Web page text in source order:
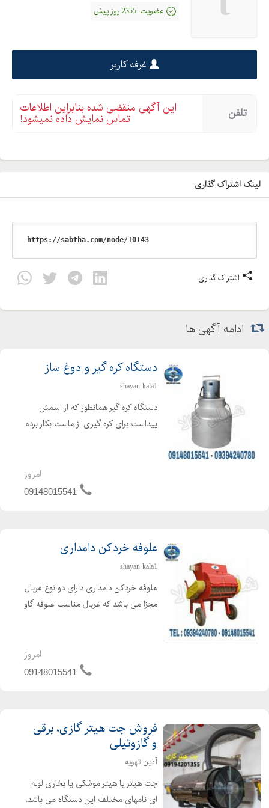
عضویت: 2355 روز پیش
غرفه کاربر
تلفن این آگهی منقضی شده بنابراین اطلاعات
تماس نمایش داده نمیشود!
لینک اشتراک گذاری
اشتراک گذاری
ادامه آگهی ها
دستگاه کره گیر و دوغ ساز
shayan kala1
دستگاه کره گیر همانطور که از اسمش
پیداست برای کره گیری از ماست بکار برده
مخلوط شده و بحال...
امروز
09148015541
علوفه خردکن دامداری
shayan kala1
علوفه خردکن دامداری دارای دو نوع غربال
مجزا می باشد که غربال مناسب علوفه گاو
تیغه های تعبیه شده ثابت در بدنه و تیغه
امروز
09148015541
فروش جت هیتر گازی، برقی
و گازوئیلی
آذین تهویه
جت هیتر یا هیتر موشکی یا بخاری لوله
ای نامهای مختلف این دستگاه می باشد.